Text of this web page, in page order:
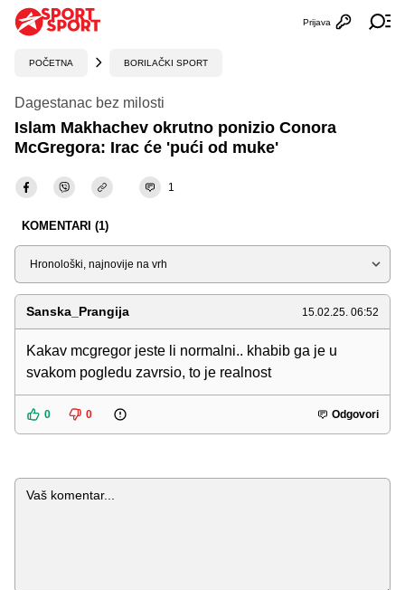
Otvori
Prijava
POČETNA BORILAČKI SPORT
Dagestanac bez milosti
Islam Makhachev okrutno ponizio Conora
McGregora: Irac će 'pući od muke'
1
KOMENTARI (1)
Sortiraj
Sanska_Prangija 15.02.25. 06:52
Kakav mcgregor jeste li normalni.. khabib ga je u
svakom pogledu zavrsio, to je realnost
0 0 Odgovori
Komentar